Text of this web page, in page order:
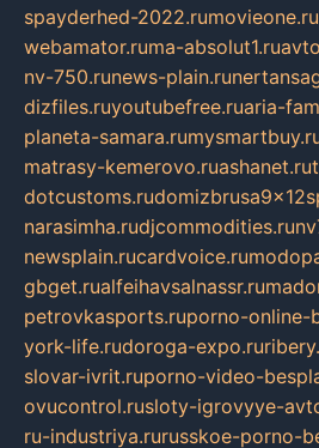
spayderhed-2022.rumovieone.ru
webamator.ruma-absolut1.ru
nv-750.runews-plain.ru
dizfiles.ruyoutubefree.ruaria-
planeta-samara.ru
matrasy-kemerovo.ruashanet.ru
dotcustoms.ru
narasimha.rudjcommodities.ru
newsplain.rucardvoice.ru
gbget.rualfeihavsalnassr.ru
petrovkasports.ruporno-online-
york-life.rudoroga-expo.ru
slovar-ivrit.ruporno-video-
ovucontrol.rusloty-igrovyye-
ru-industriya.rurusskoe-porno-